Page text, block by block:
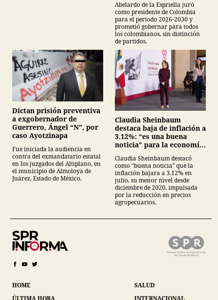
Abelardo de la Espriella juró
como presidente de Colombia
para el periodo 2026-2030 y
prometió gobernar para todos
los colombianos, sin distinción
de partidos.
Dictan prisión preventiva
a exgobernador de
Guerrero, Ángel “N”, por
caso Ayotzinapa
Fue iniciada la audiencia en
contra del exmandatario estatal
en los juzgados del Altiplano, en
el municipio de Almoloya de
Juárez, Estado de México.
Claudia Sheinbaum
destaca baja de inflación a
3.12%: “es una buena
noticia” para la economía
Claudia Sheinbaum destacó
como “buena noticia” que la
inflación bajara a 3.12% en
julio, su menor nivel desde
diciembre de 2020, impulsada
por la reducción en precios
agropecuarios.
HOME
ÚLTIMA HORA
SALUD
INTERNACIONAL